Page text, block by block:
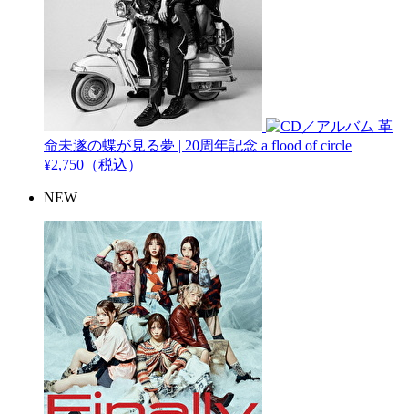
革
命未遂の蝶が見る夢 | 20周年記念 a flood of circle
¥2,750（税込）
NEW